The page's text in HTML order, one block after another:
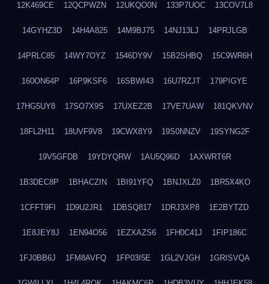
12K469CE 12QCPWZN 12UKQO0N 133P7UOC 13COV7L8
14GYHZ3D 14H4A825 14M9BJ75 14NJ13LJ 14PRJLGB
14PRLC85 14WY7OYZ 1546DY9V 15B2SHBQ 15C9WR6H
160ON64P 16P9KSF6 16SBWI43 16U7RZJT 179PIGYE
17HG5UY8 17SO7X9S 17UXEZ2B 17VE7UAW 181QKVNV
18FL2H11 18UVF9V8 19CWX8Y9 19S0NNZV 19SYNG2F
19V5GFDB 19YDYQRW 1AU5Q96D 1AXWRT6R
1B3DEC8P 1BHACZIN 1BI91YFQ 1BNJXLZ0 1BR5X4KO
1CFFT9FI 1D9U2JR1 1DBSQ817 1DRJ3XP8 1E2BYTZD
1E8JEY8J 1EN94O56 1EZXAZS6 1FH0C41J 1FIP186C
1FJ0BB6J 1FM8AVFQ 1FP03I5E 1GL2VJGH 1GRISVQA